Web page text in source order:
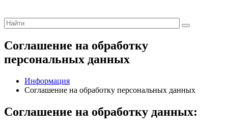
Соглашение на обработку
персональных данных
Информация
Соглашение на обработку персональных данных
Соглашение на обработку данных: